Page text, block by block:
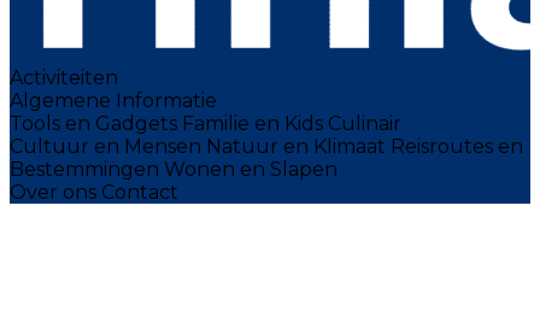
Activiteiten
Algemene Informatie
Tools en Gadgets Familie en Kids Culinair
Cultuur en Mensen Natuur en Klimaat Reisroutes en
Bestemmingen Wonen en Slapen
Over ons Contact